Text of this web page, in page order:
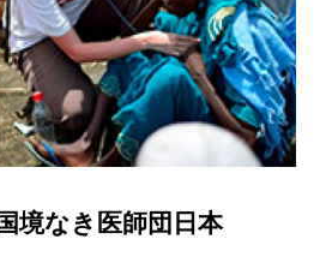
境なき医師団日本